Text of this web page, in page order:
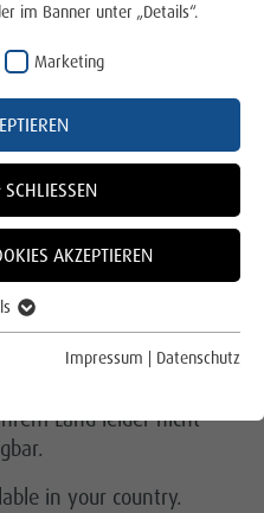
können Sie Ihren
Wasser und Wärme
verlangte Anhänge
ggf.
Dank.
Land leider nicht
in your country.
im Banner unter „Details“.
Marketing
AKZEPTIEREN
Impressum | Datenschutz